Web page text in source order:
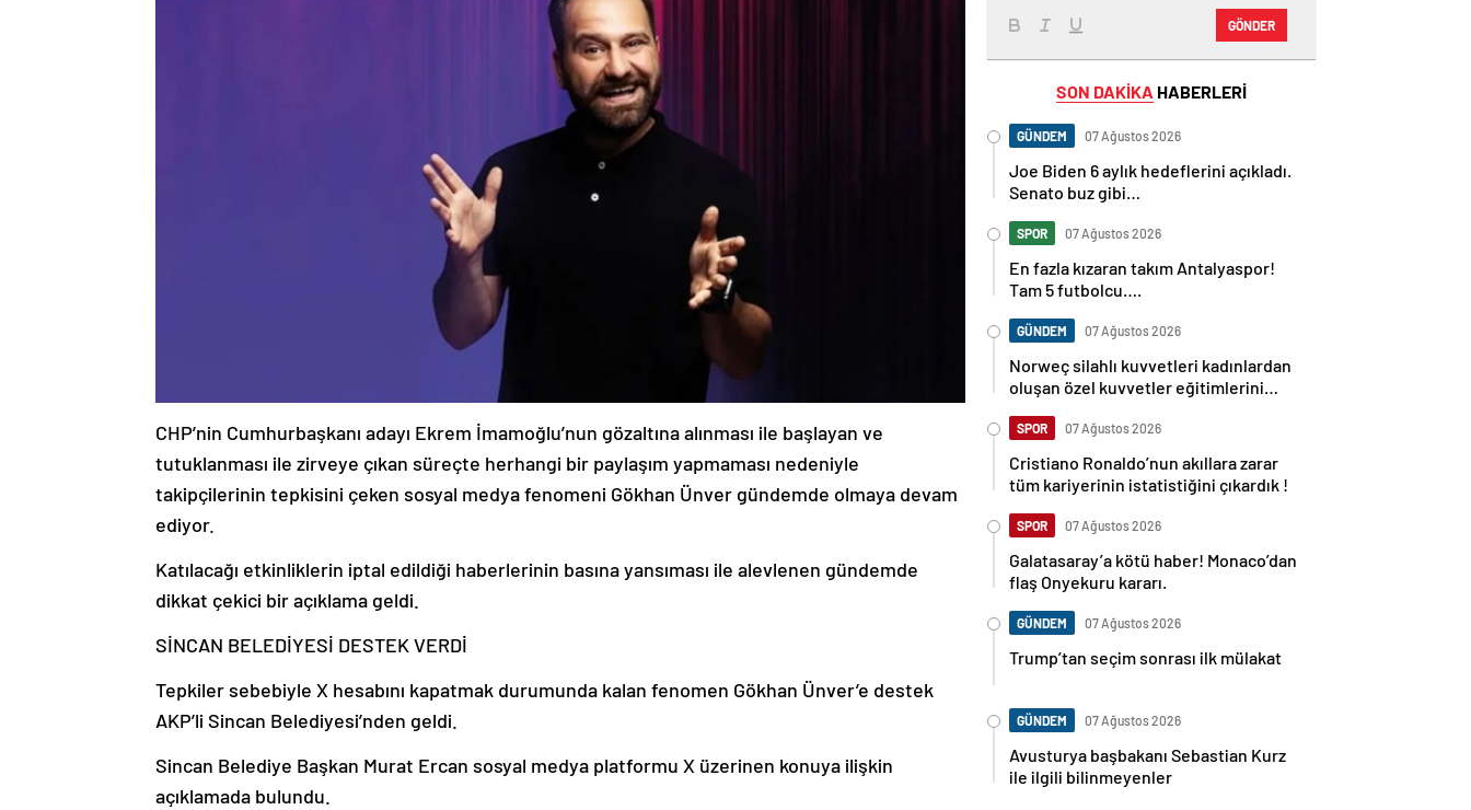
CHP’nin Cumhurbaşkanı adayı Ekrem İmamoğlu’nun gözaltına alınması ile başlayan ve
tutuklanması ile zirveye çıkan süreçte herhangi bir paylaşım yapmaması nedeniyle
takipçilerinin tepkisini çeken sosyal medya fenomeni Gökhan Ünver gündemde olmaya devam
ediyor.
Katılacağı etkinliklerin iptal edildiği haberlerinin basına yansıması ile alevlenen gündemde
dikkat çekici bir açıklama geldi.
SİNCAN BELEDİYESİ DESTEK VERDİ
Tepkiler sebebiyle X hesabını kapatmak durumunda kalan fenomen Gökhan Ünver’e destek
AKP’li Sincan Belediyesi’nden geldi.
Sincan Belediye Başkan Murat Ercan sosyal medya platformu X üzerinen konuya ilişkin
açıklamada bulundu.
GÖNDER
SON DAKİKA HABERLERİ
GÜNDEM 07 Ağustos 2026
Joe Biden 6 aylık hedeflerini açıkladı.
Senato buz gibi…
SPOR 07 Ağustos 2026
En fazla kızaran takım Antalyaspor!
Tam 5 futbolcu….
GÜNDEM 07 Ağustos 2026
Norweç silahlı kuvvetleri kadınlardan
oluşan özel kuvvetler eğitimlerini
SPOR 07 Ağustos 2026
Cristiano Ronaldo’nun akıllara zarar
tüm kariyerinin istatistiğini çıkardık !
SPOR 07 Ağustos 2026
Galatasaray’a kötü haber! Monaco’dan
flaş Onyekuru kararı.
GÜNDEM 07 Ağustos 2026
Trump’tan seçim sonrası ilk mülakat
GÜNDEM 07 Ağustos 2026
Avusturya başbakanı Sebastian Kurz
ile ilgili bilinmeyenler